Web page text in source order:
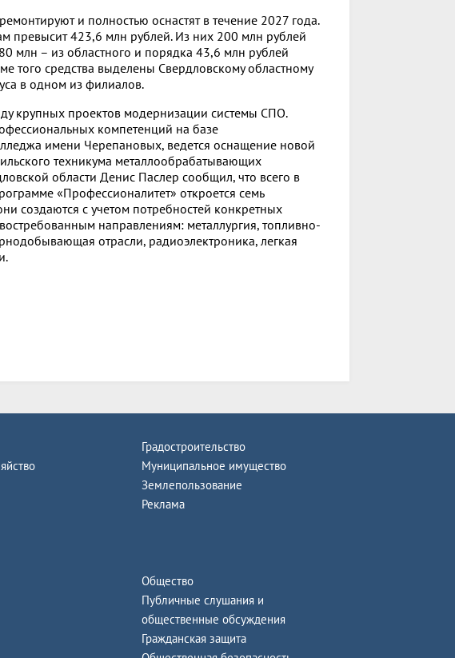
и полностью оснастят в течение 2027 года.
превысит 423,6 млн рублей. Из них 200 млн рублей
млн – из областного и порядка 43,6 млн рублей
того средства выделены Свердловскому областному
в одном из филиалов.
крупных проектов модернизации системы СПО.
компетенций на базе
имени Черепановых, ведется оснащение новой
техникума металлообрабатывающих
области Денис Паслер сообщил, что всего в
«Профессионалитет» откроется семь
создаются с учетом потребностей конкретных
направлениям: металлургия, топливно-
отрасли, радиоэлектроника, легкая
Градостроительство
Муниципальное имущество
Землепользование
Реклама
Общество
Публичные слушания и
общественные обсуждения
Гражданская защита